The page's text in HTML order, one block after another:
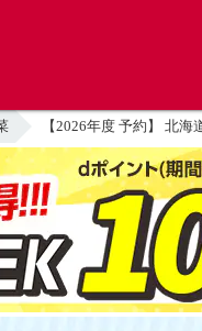
【2026年度 予約】 北